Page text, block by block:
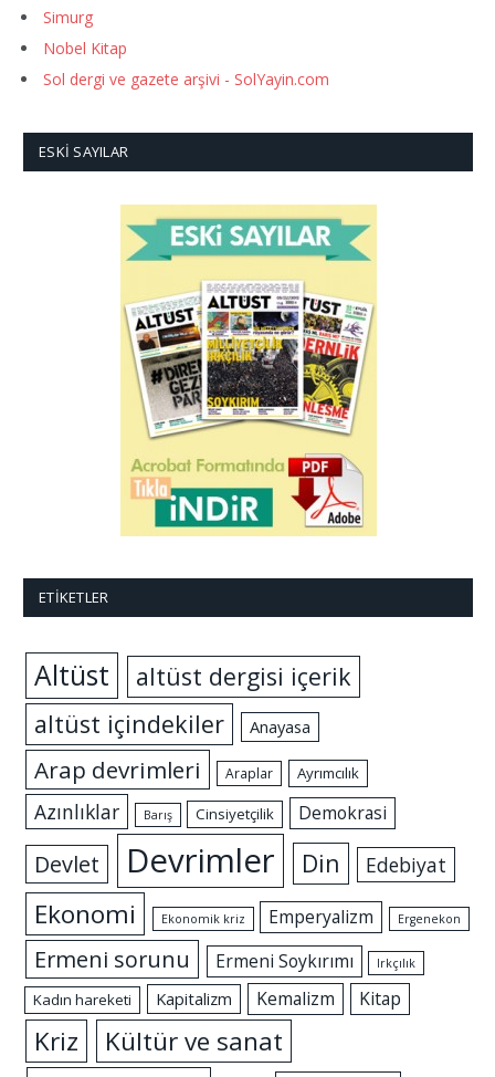
Simurg
Nobel Kitap
Sol dergi ve gazete arşivi - SolYayin.com
ESKI SAYILAR
ETIKETLER
Altüst
altüst dergisi içerik
altüst içindekiler
Anayasa
Arap devrimleri Araplar Ayrımcılık
Azınlıklar Barış Cinsiyetçilik Demokrasi
Devlet Devrimler Din Edebiyat
Ekonomi Ekonomik kriz Emperyalizm Ergenekon
Ermeni sorunu Ermeni Soykırımı Irkçılık
Kadın hareketi Kapitalizm Kemalizm Kitap
Kriz Kültür ve sanat